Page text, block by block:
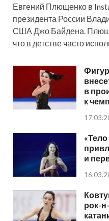
Евгений Плющенко в
президента России
США Джо Байдена.
что в детстве часто
в
к
и
рок-